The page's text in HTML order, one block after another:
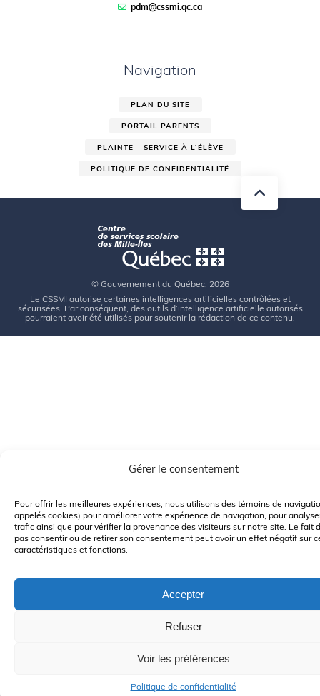
Gérer le consentement
Pour offrir les meilleures expériences, nous utilisons des témoins de
appelés cookies) pour améliorer votre expérience de navigation, pour
trafic ainsi que pour vérifier la provenance des visiteurs sur notre site. Le fait
pas consentir ou de retirer son consentement peut avoir un effet négatif sur
caractéristiques et fonctions.
Accepter
Refuser
Voir les préférences
Politique de confidentialité
pdm@cssmi.qc.ca
Navigation
PLAN DU SITE
PORTAIL PARENTS
PLAINTE – SERVICE À L’ÉLÈVE
POLITIQUE DE CONFIDENTIALITÉ
© Gouvernement du Québec, 2026
Le CSSMI autorise certaines intelligences artificielles contrôlées et
sécurisées. Par conséquent, des outils d’intelligence artificielle autorisés
pourraient avoir été utilisés pour soutenir la rédaction de ce contenu.